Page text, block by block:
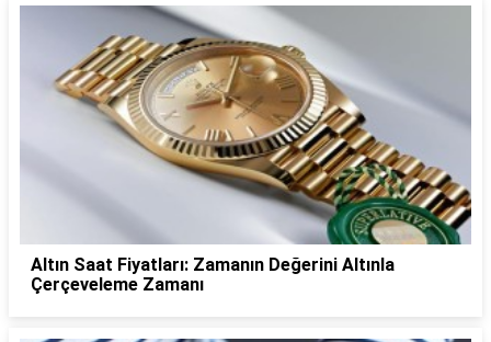
Altın Saat Fiyatları: Zamanın Değerini Altınla
Çerçeveleme Zamanı